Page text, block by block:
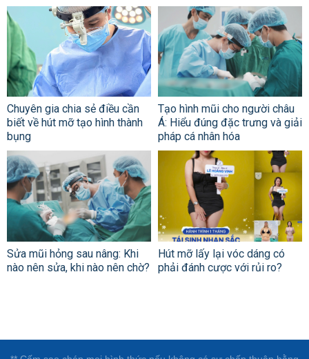
Chuyên gia chia sẻ điều cần
biết về hút mỡ tạo hình thành
bụng
Tạo hình mũi cho người châu
Á: Hiểu đúng đặc trưng và giải
pháp cá nhân hóa
Sửa mũi hỏng sau nâng: Khi
nào nên sửa, khi nào nên chờ?
Hút mỡ lấy lại vóc dáng có
phải đánh cược với rủi ro?